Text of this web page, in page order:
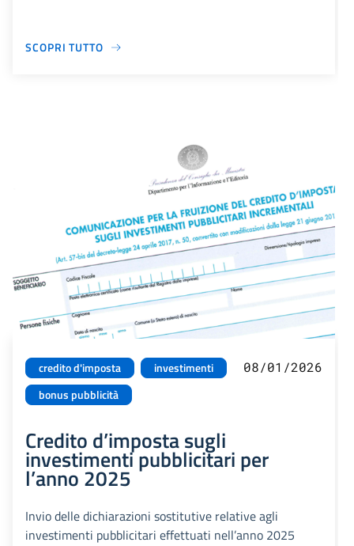
SCOPRI TUTTO
credito d'imposta
investimenti
bonus pubblicità
08/01/2026
Credito d’imposta sugli
investimenti pubblicitari per
l’anno 2025
Invio delle dichiarazioni sostitutive relative agli
investimenti pubblicitari effettuati nell’anno 2025